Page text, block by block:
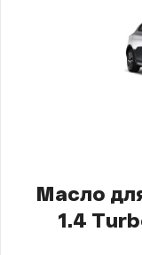
Масло
1.4